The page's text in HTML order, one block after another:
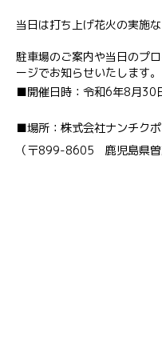
当日は打ち上げ花火の実施
駐車場のご案内や当日のプ
ージでお知らせいたします。
■開催日時：令和6年8月30
■場所：株式会社ナンチク
（〒899-8605 鹿児島県曽